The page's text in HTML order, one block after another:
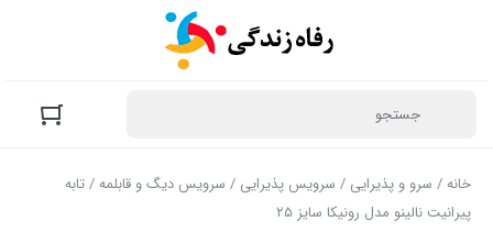
خانه/ سرو و پذیرایی / سرویس پذیرایی / سرویس دیگ و قابلمه/ تابه
پیرانیت نالینو مدل رونیکا سایز ۲۵